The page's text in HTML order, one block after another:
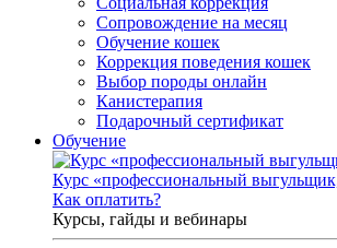
Сопровождение на месяц
Обучение кошек
Коррекция поведения кошек
Выбор породы онлайн
Канистерапия
Подарочный сертификат
Обучение
Курс «профессиональный
Как оплатить?
Курсы, гайды и вебинары